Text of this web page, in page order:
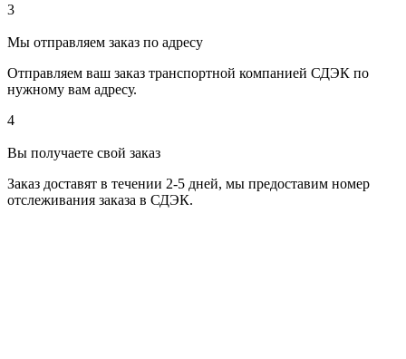
3
Мы отправляем заказ по адресу
Отправляем ваш заказ транспортной компанией СДЭК по
нужному вам адресу.
4
Вы получаете свой заказ
Заказ доставят в течении 2-5 дней, мы предоставим номер
отслеживания заказа в СДЭК.